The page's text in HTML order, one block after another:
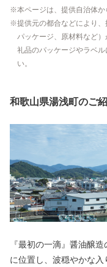
本ページは、提供自治体か
提供元の都合などにより、
パッケージ、原材料など
礼品のパッケージやラベ
い。
和歌山県湯浅町のご
『最初の一滴』醤油醸造の発祥
に位置し、波穏やかな